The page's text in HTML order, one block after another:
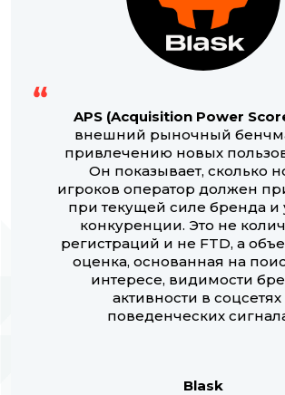
APS (Acquisition Power
внешний рыночный
привлечению новых
Он показывает, сколько
игроков оператор должен
при текущей силе бренда и
конкуренции. Это не
регистраций и не FTD, а
оценка, основанная на
интересе, видимости
активности в соцсетях
поведенческих
Blask